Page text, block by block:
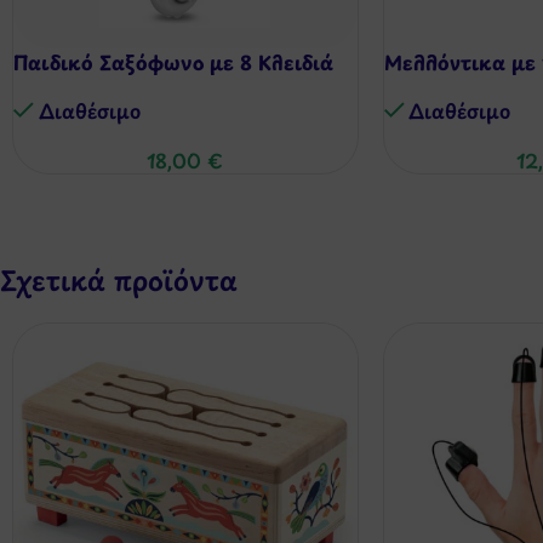
Παιδικό Σαξόφωνο με 8 Κλειδιά
Διαθέσιμo
18,00€
Μελλόντικα με
Διαθέσιμo
Σχετικά προϊόντα